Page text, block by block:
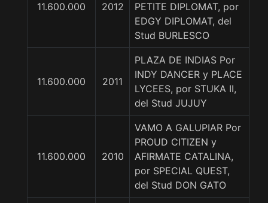
11.600.000 2012
PETITE DIPLOMAT, por
EDGY DIPLOMAT, del
Stud BURLESCO
11.600.000 2011
PLAZA DE INDIAS Por
INDY DANCER y PLACE
LYCEES, por STUKA II,
del Stud JUJUY
11.600.000 2010
VAMO A GALUPIAR Por
PROUD CITIZEN y
AFIRMATE CATALINA,
por SPECIAL QUEST,
del Stud DON GATO